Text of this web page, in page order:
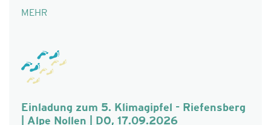
MEHR
Einladung zum 5. Klimagipfel - Riefensberg
| Alpe Nollen | DO, 17.09.2026